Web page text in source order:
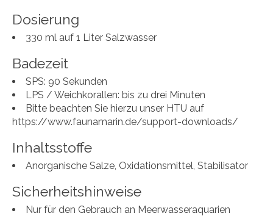
Dosierung
330 ml auf 1 Liter Salzwasser
Badezeit
SPS: 90 Sekunden
LPS / Weichkorallen: bis zu drei Minuten
Bitte beachten Sie hierzu unser HTU auf
https://www.faunamarin.de/support-downloads/
Inhaltsstoffe
Anorganische Salze, Oxidationsmittel, Stabilisator
Sicherheitshinweise
Nur für den Gebrauch an Meerwasseraquarien